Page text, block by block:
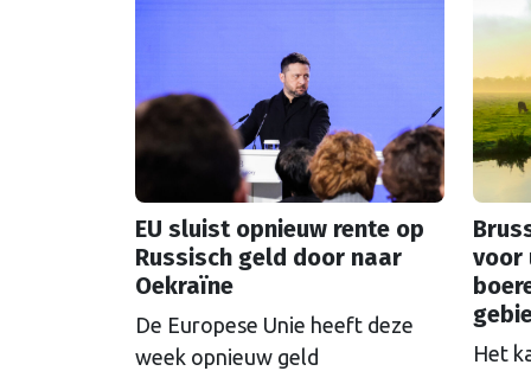
EU sluist opnieuw rente op
Russisch geld door naar
Oekraïne
De Europese Unie heeft deze
week opnieuw geld
voor
Het